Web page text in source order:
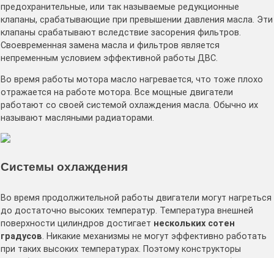
предохранительные, или так называемые редукционные
клапаны, срабатывающие при превышении давления масла. Эти
клапаны срабатывают вследствие засорения фильтров.
Своевременная замена масла и фильтров является
непременным условием эффективной работы ДВС.
Во время работы мотора масло нагревается, что тоже плохо
отражается на работе мотора. Все мощные двигатели
работают со своей системой охлаждения масла. Обычно их
называют масляными радиаторами.
Системы охлаждения
Во время продолжительной работы двигатели могут нагреться
до достаточно высоких температур. Температура внешней
поверхности цилиндров достигает нескольких сотен
градусов. Никакие механизмы не могут эффективно работать
при таких высоких температурах. Поэтому конструкторы